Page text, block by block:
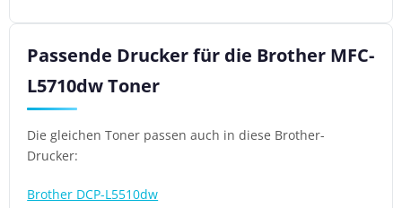
Passende Drucker für die Brother MFC-
L5710dw Toner
Die gleichen Toner passen auch in diese Brother-
Drucker:
Brother DCP-L5510dw